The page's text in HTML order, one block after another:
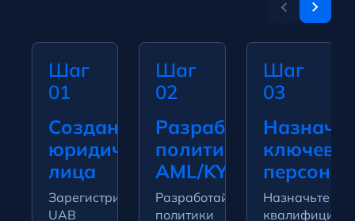
Шаг
01
Создание
юридического
лица
Зарегистрируйте
UAB
Шаг
02
Разработка
политик
AML/KYC
Разработайте
политики
Шаг
03
персонал
Назначьте